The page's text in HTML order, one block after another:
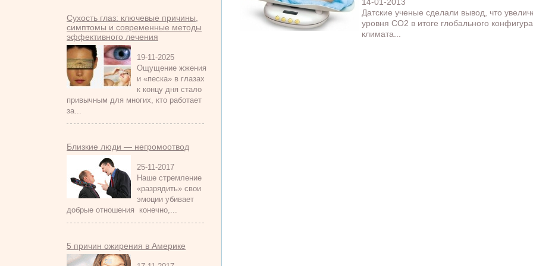
Сухость глаз: ключевые причины,
симптомы и современные методы
эффективного лечения
19-11-2025
Ощущение жжения
и «песка» в глазах
к концу дня стало
привычным для многих, кто работает
за...
Близкие люди — негромоотвод
25-11-2017
Наше стремление
«разрядить» свои
эмоции убивает
добрые отношения конечно,...
5 причин ожирения в Америке
Датские ученые сделали вывод, что
уровня CO2 в итоге глобального
климата...